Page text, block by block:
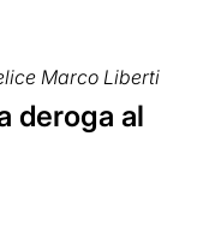
Marco Liberti
deroga al